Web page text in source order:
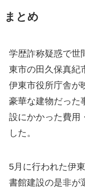
まとめ
学歴詐称疑惑で世
東市の田久保真紀
伊東市役所庁舎が
豪華な建物だった
設にかかった費用
した。
5月に行われた伊
書館建設の是非が